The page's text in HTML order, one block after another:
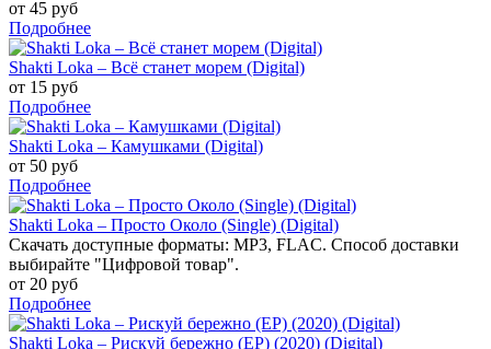
от 45 руб
Подробнее
Shakti Loka – Всё станет морем (Digital)
от 15 руб
Подробнее
Shakti Loka – Камушками (Digital)
от 50 руб
Подробнее
Shakti Loka – Просто Около (Single) (Digital)
Скачать доступные форматы: MP3, FLAC. Способ доставки
выбирайте "Цифровой товар".
от 20 руб
Подробнее
Shakti Loka – Рискуй бережно (EP) (2020) (Digital)